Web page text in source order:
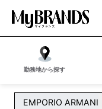
勤務地から探す
EMPORIO ARMANI